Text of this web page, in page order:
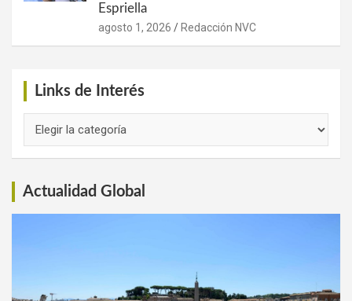
Espriella
agosto 1, 2026 Redacción NVC
Links de Interés
Actualidad Global